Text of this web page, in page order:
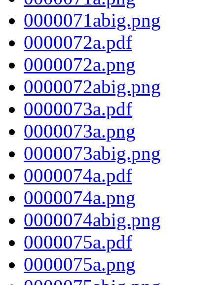
0000071abig.png
0000072a.pdf
0000072a.png
0000072abig.png
0000073a.pdf
0000073a.png
0000073abig.png
0000074a.pdf
0000074a.png
0000074abig.png
0000075a.pdf
0000075a.png